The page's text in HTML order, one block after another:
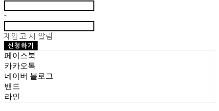
-
재입고 시 알림
신청하기
페이스북
카카오톡
네이버 블로그
밴드
라인